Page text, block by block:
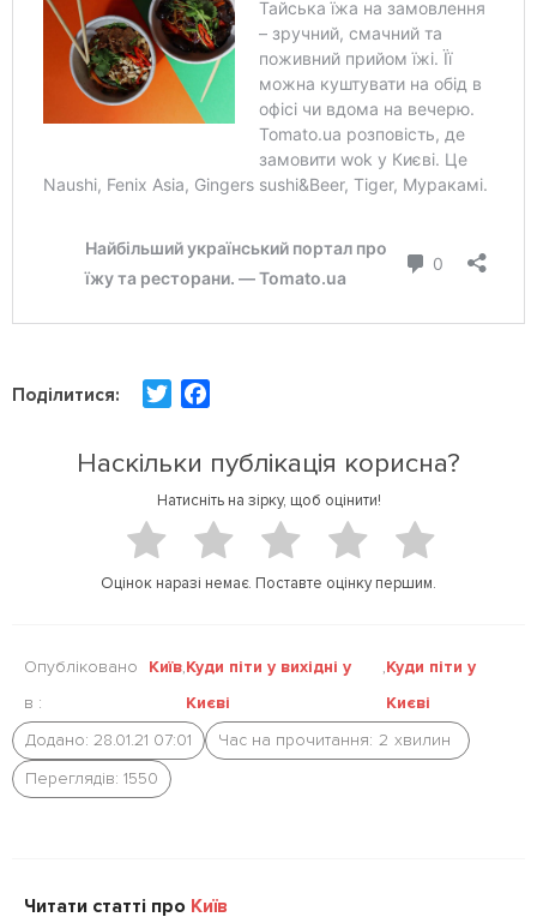
Поділитися:
t
t
e
b
o
k
Наскільки публікація корисна?
Натисніть на зірку, щоб оцінити!
Оцінок наразі немає. Поставте оцінку першим.
Опубліковано
в :
Київ,Куди піти у вихідні у
Києві
,Куди піти у
Києві
Додано: 28.01.21 07:01
Час на прочитання: 2 хвилин
Переглядів: 1550
Читати статті про Київ